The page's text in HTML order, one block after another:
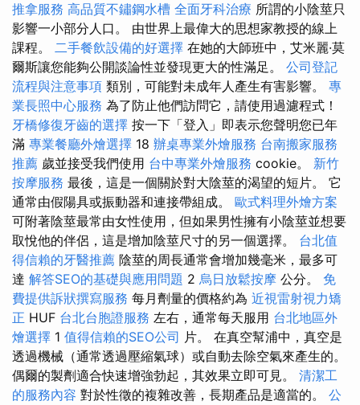
推拿服務 高品質不鏽鋼水槽 全面牙科治療 所謂的小陰莖只
影響一小部分人口。 由世界上最偉大的思想家教授的線上
課程。 二手餐飲設備的好選擇 在她的大師班中，艾米麗·莫
爾斯讓您能夠公開談論性並發現更大的性滿足。 公司登記
流程與注意事項 類別，可能對未成年人產生有害影響。 專
業長照中心服務 為了防止他們訪問它，請使用過濾程式！
牙橋修復牙齒的選擇 按一下「登入」即表示您聲明您已年
滿 專業餐廳外燴選擇 18 辦桌專業外燴服務 台南搬家服務
推薦 歲並接受我們使用 台中專業外燴服務 cookie。 新竹
按摩服務 最後，這是一個關於對大陰莖的渴望的短片。 它
通常由假陽具或振動器和連接帶組成。 歐式料理外燴方案
可附著陰莖最常由女性使用，但如果男性擁有小陰莖並想要
取悅他的伴侶，這是增加陰莖尺寸的另一個選擇。 台北值
得信賴的牙醫推薦 陰莖的周長通常會增加幾毫米，最多可
達 解答SEO的基礎與應用問題 2 烏日放鬆按摩 公分。 免
費提供訴狀撰寫服務 每月劑量的價格約為 近視雷射視力矯
正 HUF 台北台胞證服務 左右，通常每天服用 台北地區外
燴選擇 1 值得信賴的SEO公司 片。 在真空幫浦中，真空是
透過機械（通常透過壓縮氣球）或自動去除空氣來產生的。
偶爾的製劑適合快速增強勃起，其效果立即可見。 清潔工
的服務內容 對於性徵的複雜改善，長期產品是適當的。 公